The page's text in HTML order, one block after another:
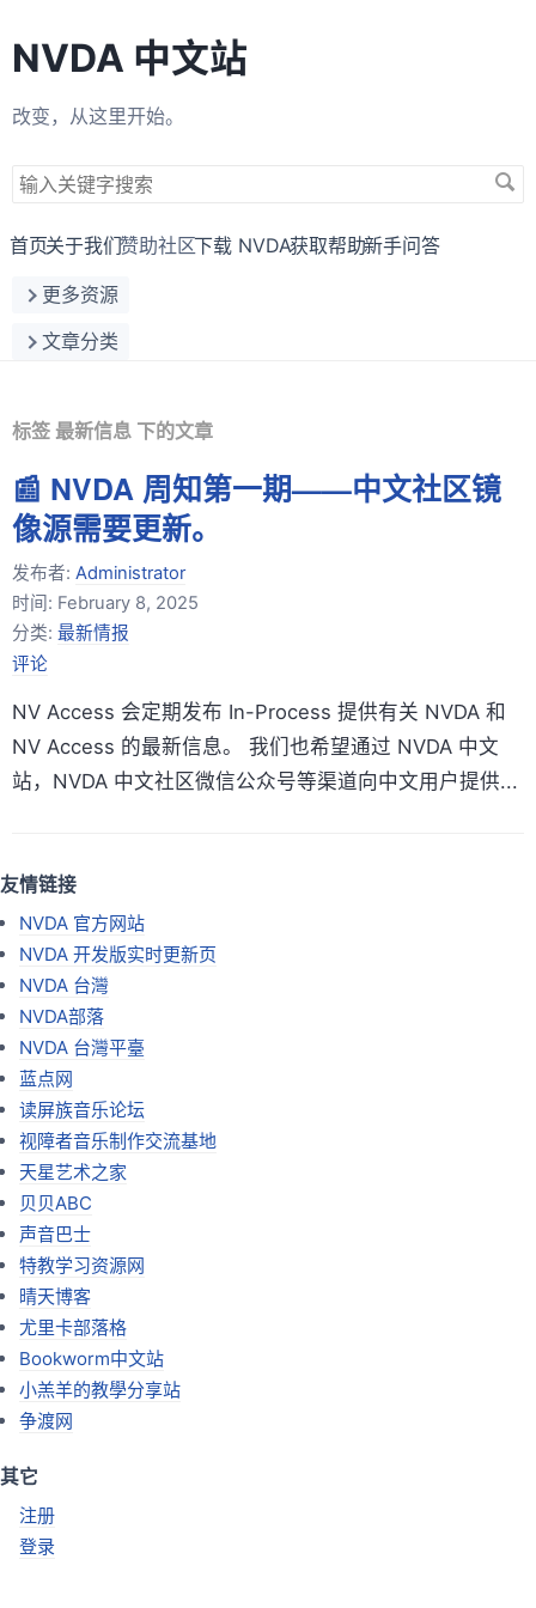
NVDA 中文站
改变，从这里开始。
搜
关
字
首页关于我们赞助社区下载 NVDA获取帮助新手问答
更多资源
文章分类
标签 最新信息 下的文章
📰 NVDA 周知第一期——中文社区镜
像源需要更新。
发布者: Administrator
时间: February 8, 2025
分类: 最新情报
评论
NV Access 会定期发布 In-Process 提供有关 NVDA 和
NV Access 的最新信息。 我们也希望通过 NVDA 中文
站，NVDA 中文社区微信公众号等渠道向中文用户提供...
友情链接
NVDA 官方网站
NVDA 开发版实时更新页
NVDA 台灣
NVDA部落
NVDA 台灣平臺
蓝点网
读屏族音乐论坛
视障者音乐制作交流基地
天星艺术之家
贝贝ABC
声音巴士
特教学习资源网
晴天博客
尤里卡部落格
Bookworm中文站
小羔羊的教學分享站
争渡网
其它
注册
登录